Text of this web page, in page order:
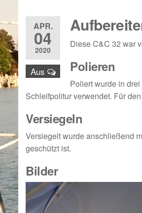
APR.
04
2020
Aus
Diese C&C 32 war
Polieren
Poliert wurde in
Schleifpolitur verwendet. Für
Versiegeln
Versiegelt wurde anschließend
geschützt ist.
Bilder